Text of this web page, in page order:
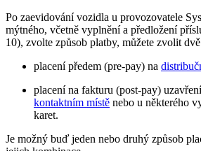
Po zaevidování vozidla u provozovatele
mýtného, včetně vyplnění a předložení
10), zvolte způsob platby, můžete zvolit
placení předem (pre-pay) na
placení na fakturu (post-pay)
kontaktním místě nebo u některého
karet.
Je možný buď jeden nebo druhý způsob